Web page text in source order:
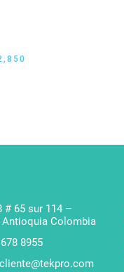
# 65 sur 114 –
Antioquia Colombia
8955